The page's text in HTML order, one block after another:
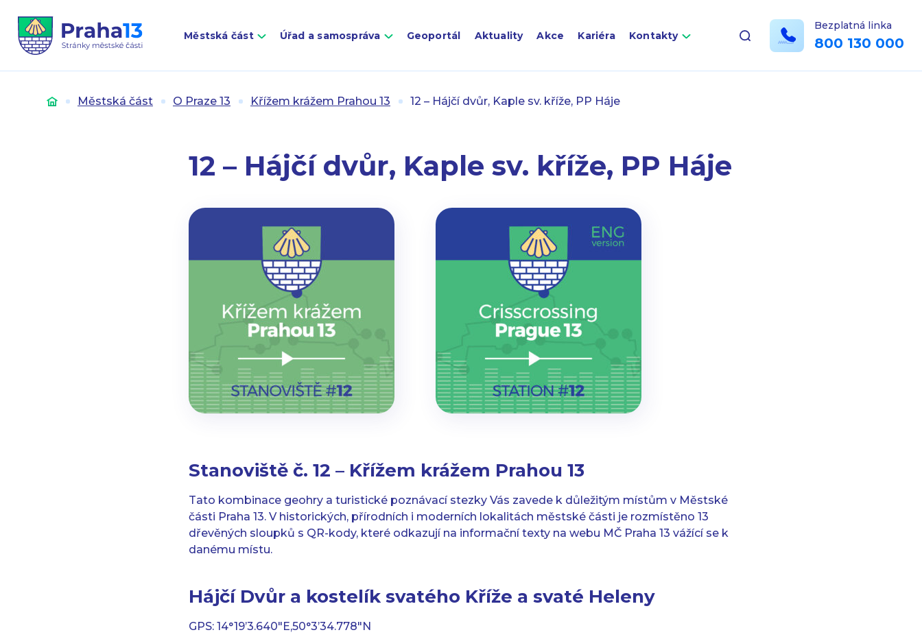
Městská část Úřad a samospráva Geoportál Aktuality Akce Kariéra Kontakty
Bezplatná linka
800 130 000
Úvod Městská část O Praze 13 Křížem krážem Prahou 13 12 – Hájčí dvůr, Kaple sv. kříže, PP Háje
12 – Hájčí dvůr, Kaple sv. kříže, PP Háje
Stanoviště č. 12 – Křížem krážem Prahou 13
Tato kombinace geohry a turistické poznávací stezky Vás zavede k důležitým místům v Městské
části Praha 13. V historických, přírodních i moderních lokalitách městské části je rozmístěno 13
dřevěných sloupků s QR-kody, které odkazují na informační texty na webu MČ Praha 13 vážící se k
danému místu.
Hájčí Dvůr a kostelík svatého Kříže a svaté Heleny
GPS: 14°19’3.640″E,50°3’34.778″N